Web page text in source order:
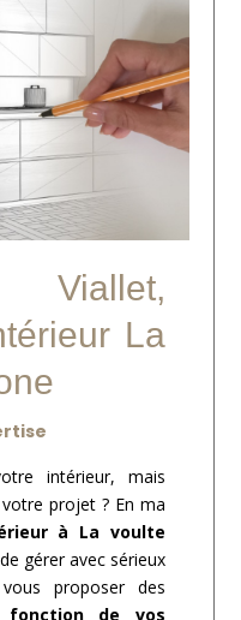
Viallet,
La
intérieur, mais
projet ? En ma
à La voulte
gérer avec sérieux
proposer des
fonction de vos